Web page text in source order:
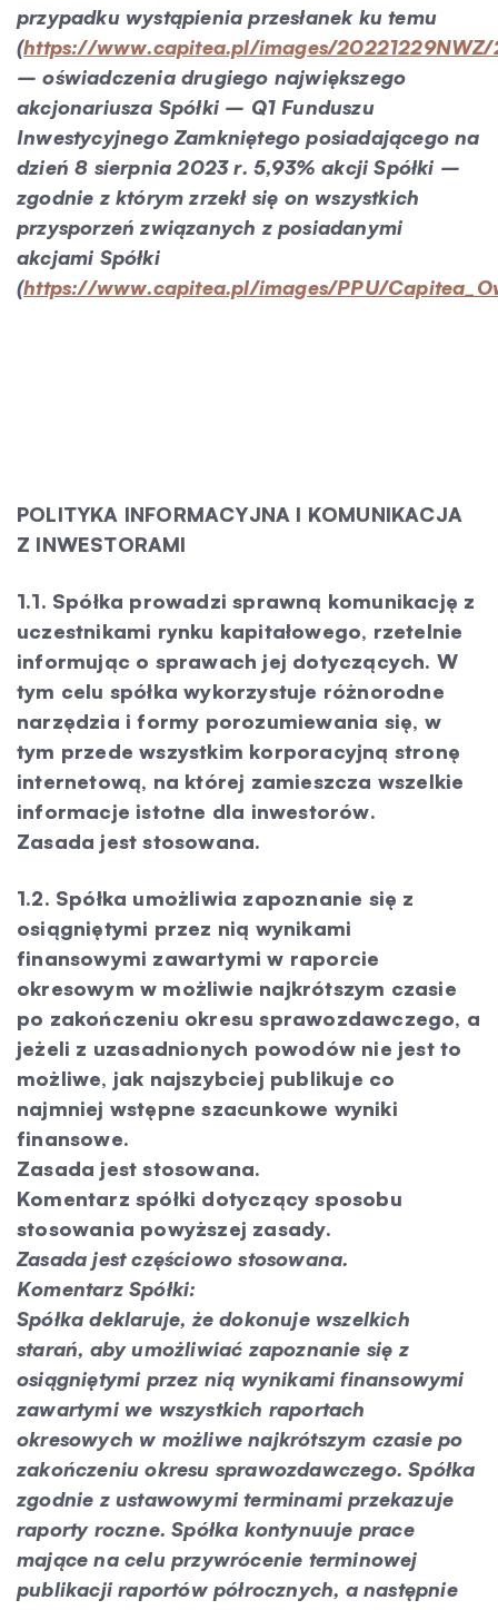
przypadku wystąpienia przesłanek ku temu
(https://www.capitea.pl/images/
– oświadczenia drugiego największego
akcjonariusza Spółki – Q1 Funduszu
Inwestycyjnego Zamkniętego posiadającego na
dzień 8 sierpnia 2023 r. 5,93% akcji Spółki –
zgodnie z którym zrzekł się on wszystkich
przysporzeń związanych z posiadanymi
akcjami Spółki
(https://www.capitea.pl/images/PPU/
POLITYKA INFORMACYJNA I KOMUNIKACJA
Z INWESTORAMI
1.1. Spółka prowadzi sprawną komunikację z
uczestnikami rynku kapitałowego, rzetelnie
informując o sprawach jej dotyczących. W
tym celu spółka wykorzystuje różnorodne
narzędzia i formy porozumiewania się, w
tym przede wszystkim korporacyjną stronę
internetową, na której zamieszcza wszelkie
informacje istotne dla inwestorów.
Zasada jest stosowana.
1.2. Spółka umożliwia zapoznanie się z
osiągniętymi przez nią wynikami
finansowymi zawartymi w raporcie
okresowym w możliwie najkrótszym czasie
po zakończeniu okresu sprawozdawczego, a
jeżeli z uzasadnionych powodów nie jest to
możliwe, jak najszybciej publikuje co
najmniej wstępne szacunkowe wyniki
finansowe.
Zasada jest stosowana.
Komentarz spółki dotyczący sposobu
stosowania powyższej zasady.
Zasada jest częściowo stosowana.
Komentarz Spółki:
Spółka deklaruje, że dokonuje wszelkich
starań, aby umożliwiać zapoznanie się z
osiągniętymi przez nią wynikami finansowymi
zawartymi we wszystkich raportach
okresowych w możliwe najkrótszym czasie po
zakończeniu okresu sprawozdawczego. Spółka
zgodnie z ustawowymi terminami przekazuje
raporty roczne. Spółka kontynuuje prace
mające na celu przywrócenie terminowej
publikacji raportów półrocznych, a następnie